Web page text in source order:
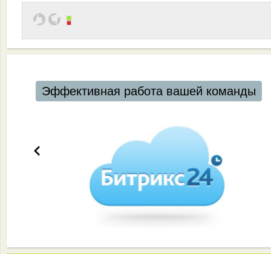
Эффективная работа вашей команды